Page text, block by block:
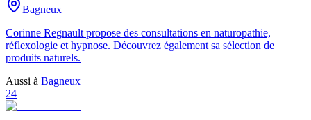
Bagneux
Corinne Regnault propose des consultations en naturopathie,
réflexologie et hypnose. Découvrez également sa sélection de
produits naturels.
Aussi à Bagneux
24